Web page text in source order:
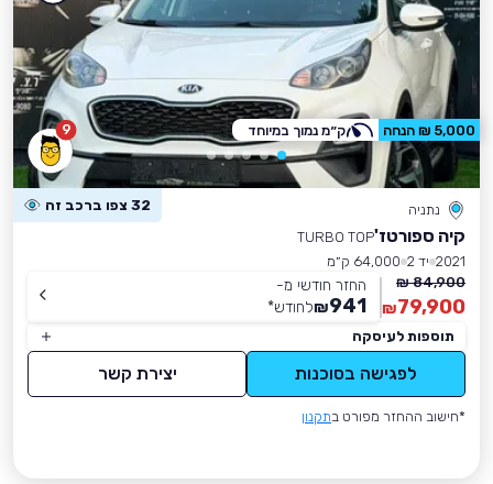
9
נתניה 32 צפו ברכב זה
קיה ספורטז'TURBO TOP
2021 יד 2
64,000 ק״מ
84,900 ₪
79,900
₪
החזר חודשי מ-
941
₪לחודש*
תוספות לעיסקה
לפגישה בסוכנות יצירת קשר
*חישוב ההחזר מפורט בתקנון
5,000 ₪ הנחה ק״מ נמוך במיוחד